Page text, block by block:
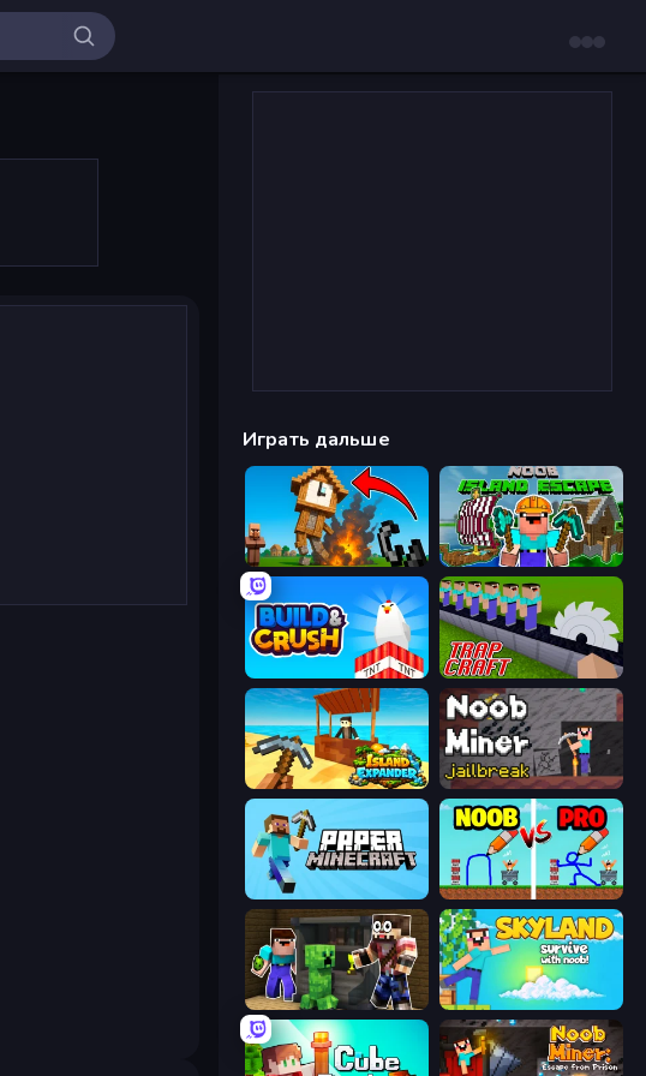
Играть дальше
Noob Fuse Noob: Island Escape
Build and Crush Trap Craft
Island Expander Noob Miner: Escape From Prison
Paper Minecraft DOP Noob: Draw to Save
Noob Trolls Pro Skyland Survive With Noob!